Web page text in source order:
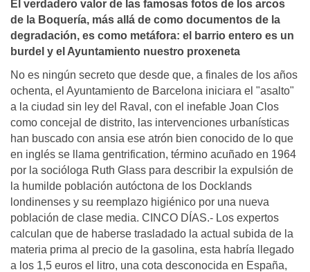
El verdadero valor de las famosas fotos de los arcos
de la Boquerí­a, más allá de como documentos de la
degradación, es como metáfora: el barrio entero es un
burdel y el Ayuntamiento nuestro proxeneta
No es ningún secreto que desde que, a finales de los años
ochenta, el Ayuntamiento de Barcelona iniciara el "asalto"
a la ciudad sin ley del Raval, con el inefable Joan Clos
como concejal de distrito, las intervenciones urbanísticas
han buscado con ansia ese atrón bien conocido de lo que
en inglés se llama gentrification, término acuñado en 1964
por la socióloga Ruth Glass para describir la expulsión de
la humilde población autóctona de los Docklands
londinenses y su reemplazo higiénico por una nueva
población de clase media. CINCO DÍAS.- Los expertos
calculan que de haberse trasladado la actual subida de la
materia prima al precio de la gasolina, esta habría llegado
a los 1,5 euros el litro, una cota desconocida en España,